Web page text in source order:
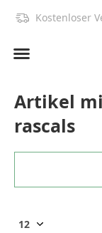
Kostenloser
Artikel
rascals